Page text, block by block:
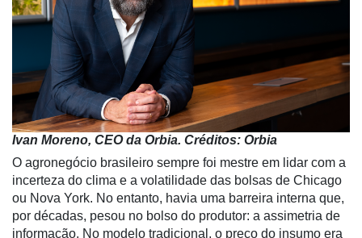
Ivan Moreno, CEO da Orbia. Créditos: Orbia
O agronegócio brasileiro sempre foi mestre em lidar com a
incerteza do clima e a volatilidade das bolsas de Chicago
ou Nova York. No entanto, havia uma barreira interna que,
por décadas, pesou no bolso do produtor: a assimetria de
informação. No modelo tradicional, o preço do insumo era